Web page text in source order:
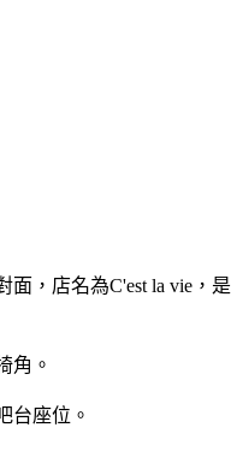
，店名為C'est la vie
角。
台座位。